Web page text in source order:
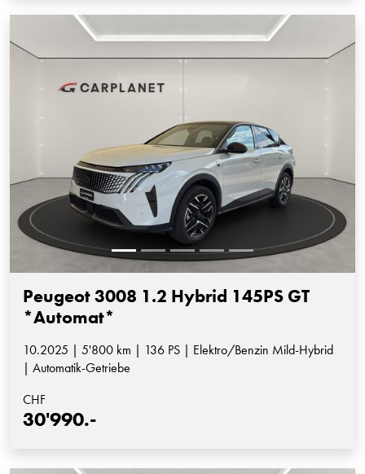
Peugeot 3008 1.2 Hybrid 145PS GT
*Automat*
10.2025 | 5'800 km | 136 PS | Elektro/Benzin Mild-Hybrid
| Automatik-Getriebe
CHF
30'990.-